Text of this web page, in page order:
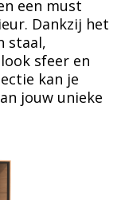
een must
Dankzij het
staal,
sfeer en
kan je
jouw unieke